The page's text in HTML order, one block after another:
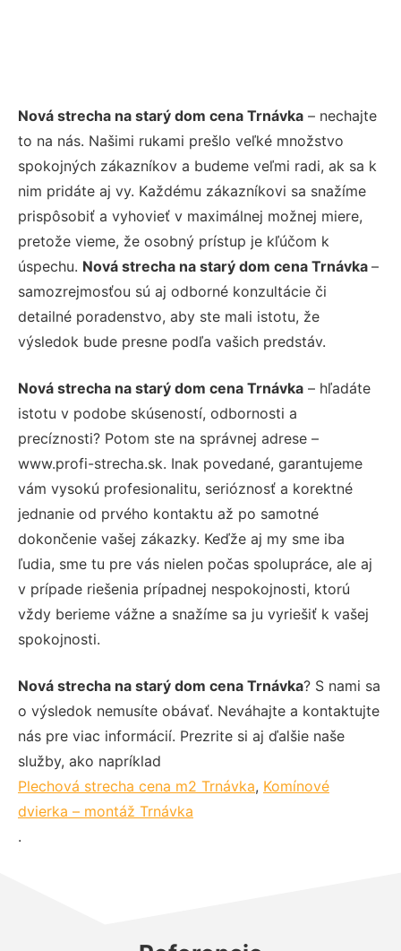
Nová strecha na starý dom cena Trnávka – nechajte
to na nás. Našimi rukami prešlo veľké množstvo
spokojných zákazníkov a budeme veľmi radi, ak sa k
nim pridáte aj vy. Každému zákazníkovi sa snažíme
prispôsobiť a vyhovieť v maximálnej možnej miere,
pretože vieme, že osobný prístup je kľúčom k
úspechu. Nová strecha na starý dom cena Trnávka –
samozrejmosťou sú aj odborné konzultácie či
detailné poradenstvo, aby ste mali istotu, že
výsledok bude presne podľa vašich predstáv.
Nová strecha na starý dom cena Trnávka – hľadáte
istotu v podobe skúseností, odbornosti a
precíznosti? Potom ste na správnej adrese –
www.profi-strecha.sk. Inak povedané, garantujeme
vám vysokú profesionalitu, serióznosť a korektné
jednanie od prvého kontaktu až po samotné
dokončenie vašej zákazky. Keďže aj my sme iba
ľudia, sme tu pre vás nielen počas spolupráce, ale aj
v prípade riešenia prípadnej nespokojnosti, ktorú
vždy berieme vážne a snažíme sa ju vyriešiť k vašej
spokojnosti.
Nová strecha na starý dom cena Trnávka? S nami sa
o výsledok nemusíte obávať. Neváhajte a kontaktujte
nás pre viac informácií. Prezrite si aj ďalšie naše
služby, ako napríklad
Plechová strecha cena m2 Trnávka, Komínové
dvierka – montáž Trnávka
.